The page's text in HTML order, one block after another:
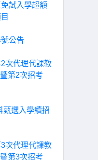
試入學超額
公告
次代理代課教
第2次招考
甄選入學續招
次代理代課教
第3次招考